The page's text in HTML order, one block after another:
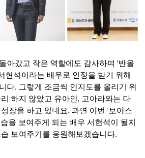
아갔고 작은 역할에도 감사하며 '반올
현석이라는 배우로 인정을 받기 위해
다. 그렇게 조금씩 인지도를 올리기 위
하지 않았고 유아인, 고아라와는 다
장을 하고 있네요. 과연 이번 '보이스
을 보여주게 되는 배우 서현석이 될지
보여주기를 응원해보겠습니다.